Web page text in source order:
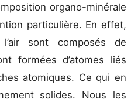
organo-minérale
particulière. En effet,
sont composés de
formées d’atomes liés
atomiques. Ce qui en
solides. Nous les